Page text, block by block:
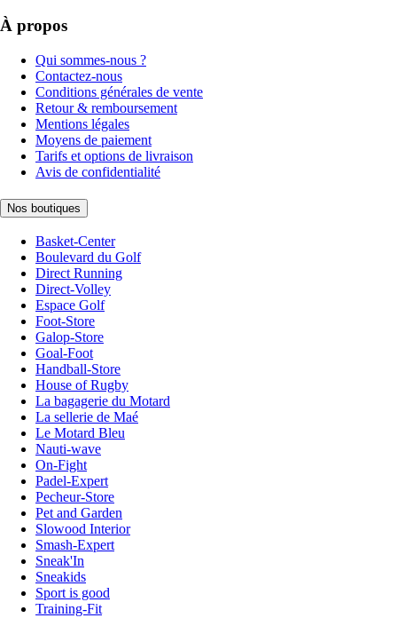
À propos
Qui sommes-nous ?
Contactez-nous
Conditions générales de vente
Retour & remboursement
Mentions légales
Moyens de paiement
Tarifs et options de livraison
Avis de confidentialité
Nos boutiques
Basket-Center
Boulevard du Golf
Direct Running
Direct-Volley
Espace Golf
Foot-Store
Galop-Store
Goal-Foot
Handball-Store
House of Rugby
La bagagerie du Motard
La sellerie de Maé
Le Motard Bleu
Nauti-wave
On-Fight
Padel-Expert
Pecheur-Store
Pet and Garden
Slowood Interior
Smash-Expert
Sneak'In
Sneakids
Sport is good
Training-Fit